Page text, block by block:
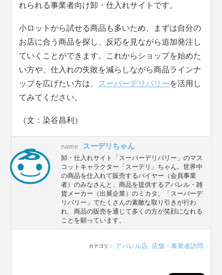
れられる事業者向け卸・仕入れサイトです。
小ロットから試せる商品も多いため、まずは自分の
お店に合う商品を探し、反応を見ながら追加発注し
ていくことができます。これからショップを始めた
い方や、仕入れの失敗を減らしながら商品ラインナ
ップを広げたい方は、 スーパーデリバリーを活用し
てみてください。
（文：染谷昌利）
name スーデリちゃん
卸・仕入れサイト「スーパーデリバリー」のマス
コットキャラクター「スーデリ」ちゃん。世界中
の商品を仕入れて販売するバイヤー（会員事業
者）のみなさんと、商品を提供するアパレル・雑
貨メーカー（出展企業）のミカタ。「スーパーデ
リバリー」でたくさんの素敵な取り引きが行わ
れ、商品の販売を通じて多くの方が笑顔になれる
ことを願っています。
カテゴリ： アパレル店, 店舗・事業者訪問